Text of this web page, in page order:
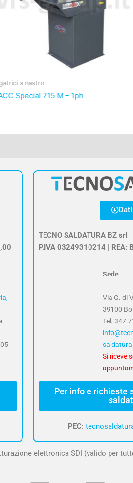
a nastro
Special 215 M – 1ph
TECNO SALDATURA BZ srl
P.IVA 03249310214 | REA:
Sede
Via G. di
39100
Tel.347
Si riceve
Per info e richieste
PEC:
elettronica SDI (valido per